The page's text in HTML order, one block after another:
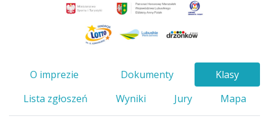
O imprezie Dokumenty
Klasy
Lista zgłoszeń
Wyniki Jury Mapa